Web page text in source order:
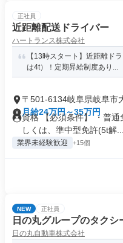
正社員
近距離配送ドライバー
ハートランス株式会社
【13時スタート】近距離ド
は4t）！定期昇給制度あり...
〒501-6134岐阜県岐阜市
月給24万円～35万円
資格 【必須条件】 ・普
しくは、準中型免許(5t解...
業界未経験歓迎 +15個
NEW 正社員
日の丸グループのタク
日の丸自動車株式会社